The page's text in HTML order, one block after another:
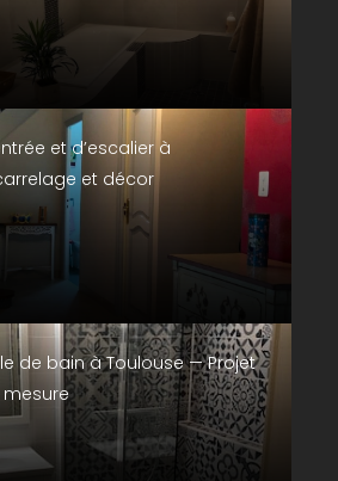
et d’escalier à
et décor
de bain à Toulouse — Projet